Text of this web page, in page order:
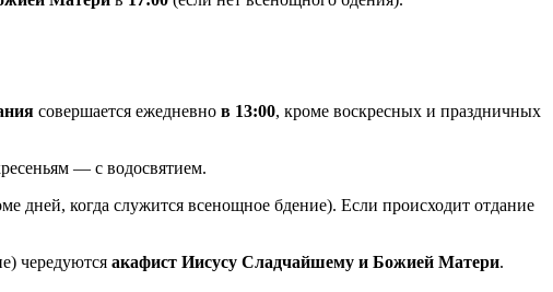
совершается ежедневно в 13:00, кроме воскресных и праздничных
— с водосвятием.
дней, когда служится всенощное бдение). Если происходит отдание
чередуются акафист Иисусу Сладчайшему и Божией Матери.